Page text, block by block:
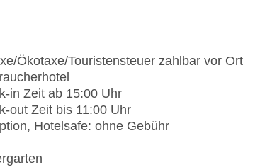
Ökotaxe/Touristensteuer zahlbar vor Ort
in Zeit ab 15:00 Uhr
out Zeit bis 11:00 Uhr
Hotelsafe: ohne Gebühr